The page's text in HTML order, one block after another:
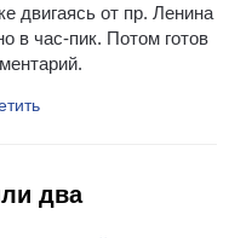
двигаясь от пр. Ленина
в час-пик. Потом готов
два